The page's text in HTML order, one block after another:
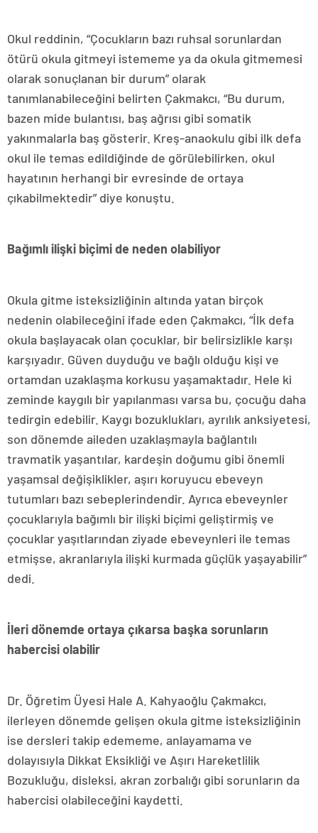
Okul reddinin, “Çocukların bazı ruhsal sorunlardan
ötürü okula gitmeyi istememe ya da okula gitmemesi
olarak sonuçlanan bir durum” olarak
tanımlanabileceğini belirten Çakmakcı, “Bu durum,
bazen mide bulantısı, baş ağrısı gibi somatik
yakınmalarla baş gösterir. Kreş-anaokulu gibi ilk defa
okul ile temas edildiğinde de görülebilirken, okul
hayatının herhangi bir evresinde de ortaya
çıkabilmektedir” diye konuştu.
Bağımlı ilişki biçimi de neden olabiliyor
Okula gitme isteksizliğinin altında yatan birçok
nedenin olabileceğini ifade eden Çakmakcı, “İlk defa
okula başlayacak olan çocuklar, bir belirsizlikle karşı
karşıyadır. Güven duyduğu ve bağlı olduğu kişi ve
ortamdan uzaklaşma korkusu yaşamaktadır. Hele ki
zeminde kaygılı bir yapılanması varsa bu, çocuğu daha
tedirgin edebilir. Kaygı bozuklukları, ayrılık anksiyetesi,
son dönemde aileden uzaklaşmayla bağlantılı
travmatik yaşantılar, kardeşin doğumu gibi önemli
yaşamsal değişiklikler, aşırı koruyucu ebeveyn
tutumları bazı sebeplerindendir. Ayrıca ebeveynler
çocuklarıyla bağımlı bir ilişki biçimi geliştirmiş ve
çocuklar yaşıtlarından ziyade ebeveynleri ile temas
etmişse, akranlarıyla ilişki kurmada güçlük yaşayabilir”
dedi.
İleri dönemde ortaya çıkarsa başka sorunların
habercisi olabilir
Dr. Öğretim Üyesi Hale A. Kahyaoğlu Çakmakcı,
ilerleyen dönemde gelişen okula gitme isteksizliğinin
ise dersleri takip edememe, anlayamama ve
dolayısıyla Dikkat Eksikliği ve Aşırı Hareketlilik
Bozukluğu, disleksi, akran zorbalığı gibi sorunların da
habercisi olabileceğini kaydetti.